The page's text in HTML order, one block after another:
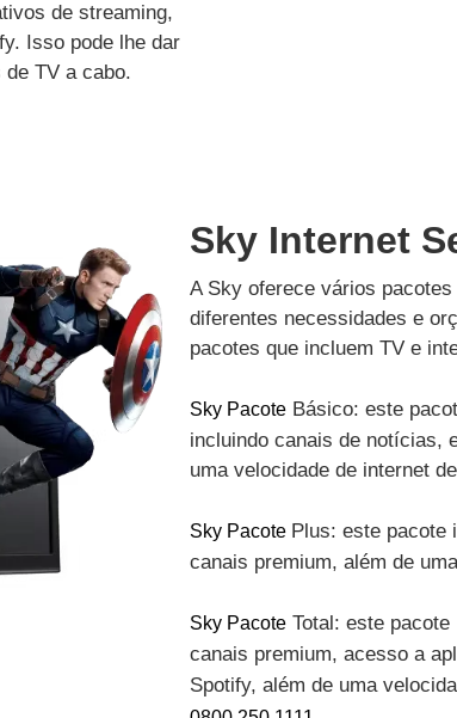
de streaming,
Isso pode lhe dar
TV a cabo.
Sky Internet
A Sky oferece vários
diferentes necessidades e
pacotes que incluem TV e
Sky Pacote Básico: este
incluindo canais de notícias,
uma velocidade de internet
Sky Pacote Plus: este pacote
canais premium, além de
Sky Pacote Total: este
canais premium, acesso a
Spotify, além de uma